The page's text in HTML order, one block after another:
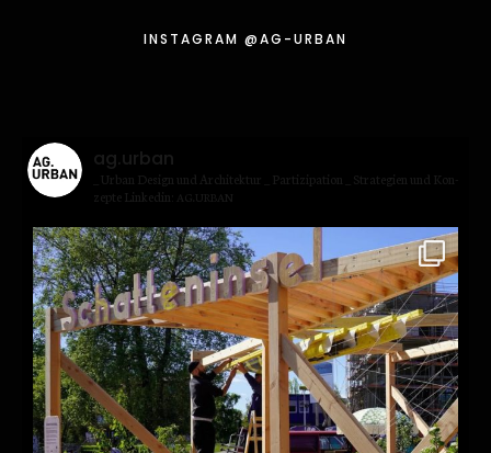
INSTA­GRAM @AG-URBAN
ag.urban
_ Urban Design und Archi­tek­tur _ Par­ti­zi­pa­ti­on _ Stra­te­gien und Kon­
zep­te Lin­kedin: AG URBAN